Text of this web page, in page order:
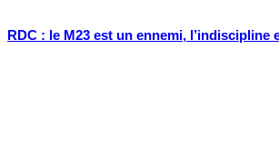
RDC : le M23 est un ennemi, l’indiscipline